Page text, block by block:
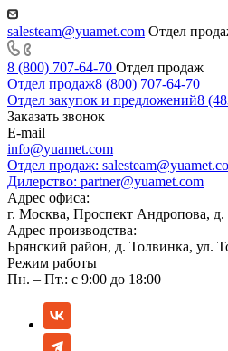
salesteam@yuamet.com Отдел
8 (800) 707-64-70 Отдел продаж
Отдел продаж8 (800) 707-64-70
Отдел закупок и предложений8
Заказать звонок
E-mail
info@yuamet.com
Отдел продаж:
Дилерство: partner@yuamet.com
Адрес офиса:
г. Москва, Проспект Андропова, д.
Адрес производства:
Брянский район, д. Толвинка, ул.
Режим работы
Пн. – Пт.: с 9:00 до 18:00